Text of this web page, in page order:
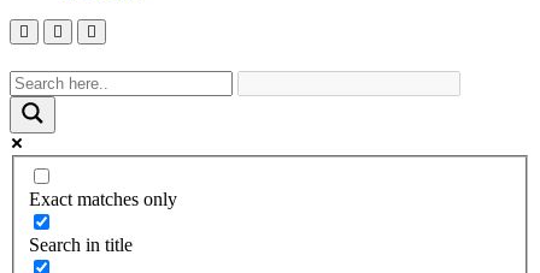
Exact matches only
Search in title